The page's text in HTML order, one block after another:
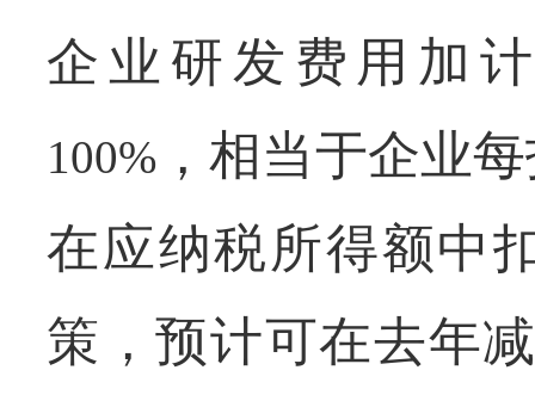
企业研发费用加
100% ，相当于企业
在应纳税所得额中
策，预计可在去年